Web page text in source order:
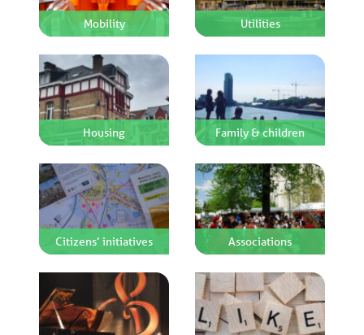
Mobility Utilities
Housing Family & children
Citizens’ initiatives Associations